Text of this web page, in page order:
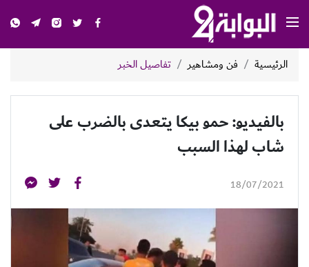
الرئيسية فن ومشاهير تفاصيل الخبر
بالفيديو: حمو بيكا يتعدى بالضرب على
شاب لهذا السبب
18/07/2021